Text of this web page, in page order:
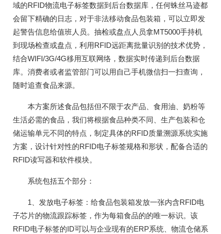
域的RFID物流电子标签数据到后台数据库，任何蛛丝马迹都
会留下精确的日志，对于非法移动食品包装箱，可以立即发
起警告信息给值班人员。抽检或盘点人员拿MT5000手持机
到现场检查或盘点，利用RFID远距离批量识别的技术优势，
结合WIFI/3G/4G移用互联网络，数据实时传递到后台数据
库。消费者或者监管部门可以用自己手机微信扫一扫查询，
随时追查食品来源。
本方案所述食品包括但不限于农产品、食用油、奶粉等
生活必需的食品，我们将根据食品种类不同、生产包装和仓
储运输单元不同的特点，制定具体的RFID质量溯源系统实施
方案，设计针对性的RFID电子标签规格和形状，配备合适的
RFID读写器和软件模块。
系统包括五个部分：
1、发放电子标签：给食品包装箱发放一张内含RFID电
子芯片的物流跟踪标签，作为每箱食品的的唯一标识。该
RFID电子标签的ID可以与企业现有的ERP系统、物流仓储系